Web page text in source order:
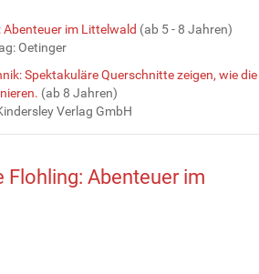
Abenteuer im Littelwald (ab 5 - 8 Jahren)
Oetinger
Spektakuläre Querschnitte zeigen, wie die
(ab 8 Jahren)
Verlag GmbH
Flohling: Abenteuer im